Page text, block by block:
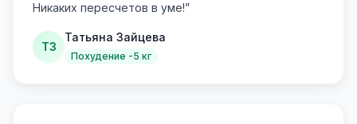
Никаких пересчетов в уме!”
ТЗ
Татьяна Зайцева
Похудение -5 кг